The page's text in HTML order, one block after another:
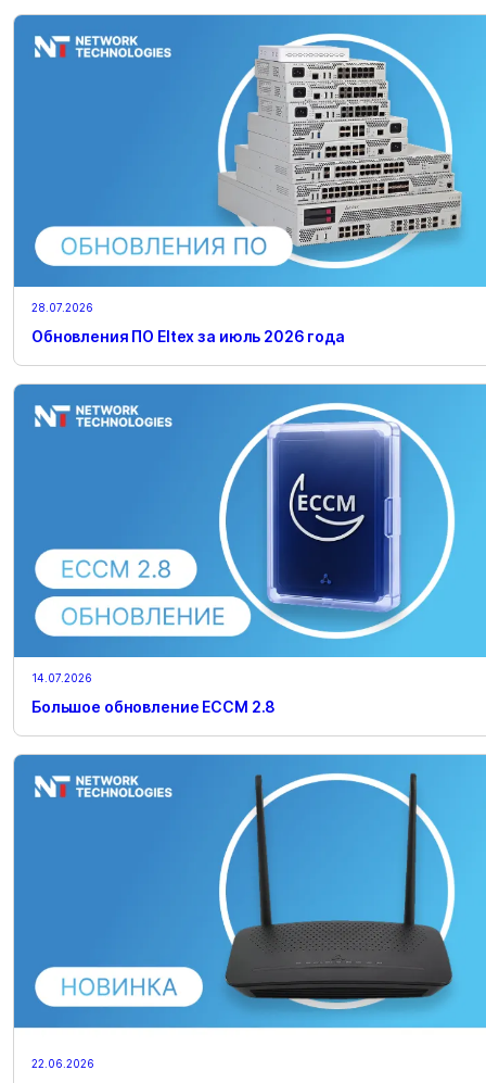
28.07.2026
Обновления ПО Eltex за июль 2026 года
14.07.2026
Большое обновление ECCM 2.8
22.06.2026